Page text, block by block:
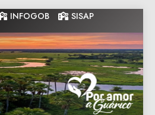
INFOGOB SISAP
Gobernacion
de Guarico
Gobernacion de Guarico